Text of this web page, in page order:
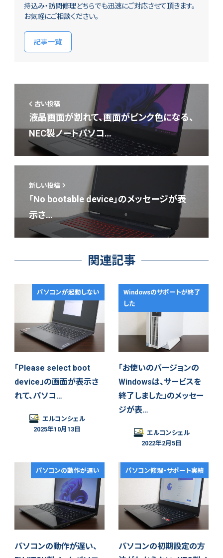
持込み・訪問修理どちらでも迅速にご対応させて頂きます。
お気軽にご相談ください。
記事一覧
古い投稿
液晶画面が割れて、画面がピンク色になる、
NEC製ノートパソコ…
新しい投稿
「No bootable device」のメッセージが表
示さ…
関連記事
パソコンが起動しない
「Please select boot
device」の画面が表示さ
れて、パソコ…
エルコンシェル
2025年10月13日
Windowsのサポートが終了
した
「お使いのバージョンの
Windowsは、サービスを
終了しました」のメッセー
ジが表…
エルコンシェル
2022年2月5日
パソコンの動作が遅い
パソコンの動作が遅い、
パソコン修理・サポート実績
パソコンの初期設定の方